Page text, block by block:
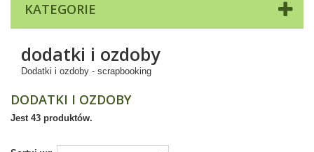
KATEGORIE
dodatki i ozdoby
Dodatki i ozdoby - scrapbooking
DODATKI I OZDOBY
Jest 43 produktów.